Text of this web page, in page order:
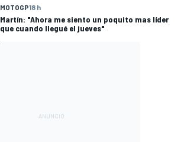
MOTOGP18 h
Martín: "Ahora me siento un poquito mas líder
que cuando llegué el jueves"